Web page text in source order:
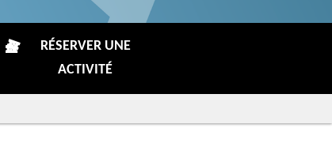
RÉSERVER UNE
ACTIVITÉ